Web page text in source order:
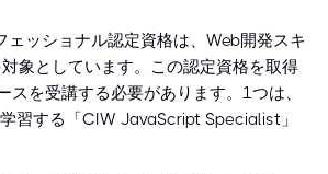
ェッショナル認定資格は、Web開発スキ
象としています。この認定資格を取得
スを受講する必要があります。1つは、
習する「CIW JavaScript Specialist」